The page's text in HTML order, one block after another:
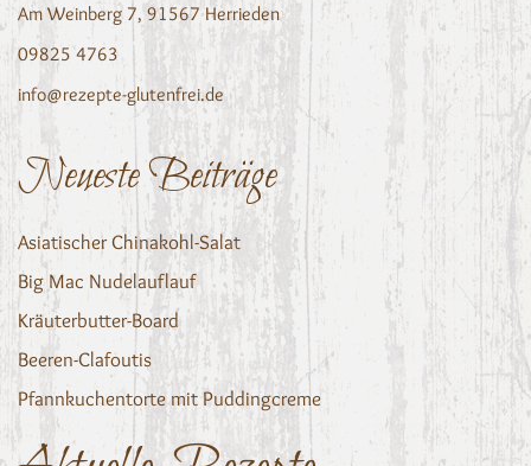
Am Weinberg 7, 91567 Herrieden
09825 4763
info@rezepte-glutenfrei.de
Neueste Beiträge
Asiatischer Chinakohl-Salat
Big Mac Nudelauflauf
Kräuterbutter-Board
Beeren-Clafoutis
Pfannkuchentorte mit Puddingcreme